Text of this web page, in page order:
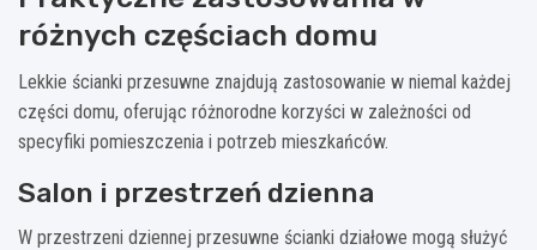
różnych częściach domu
Lekkie ścianki przesuwne znajdują zastosowanie w niemal każdej
części domu, oferując różnorodne korzyści w zależności od
specyfiki pomieszczenia i potrzeb mieszkańców.
Salon i przestrzeń dzienna
W przestrzeni dziennej przesuwne ścianki działowe mogą służyć